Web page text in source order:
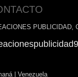
PUBLICIDAD,
| Venezuela